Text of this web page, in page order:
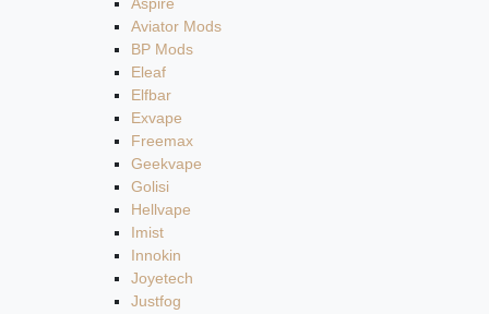
Aviator Mods
BP Mods
Eleaf
Elfbar
Exvape
Freemax
Geekvape
Golisi
Hellvape
Imist
Innokin
Joyetech
Justfog